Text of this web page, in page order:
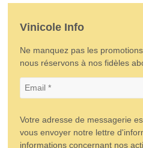
Vinicole Info
Ne manquez pas les
nous réservons à nos fidèles
Votre adresse de messagerie
vous envoyer notre lettre
informations concernant nos